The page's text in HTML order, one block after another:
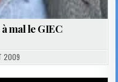
mal le GIEC
2009